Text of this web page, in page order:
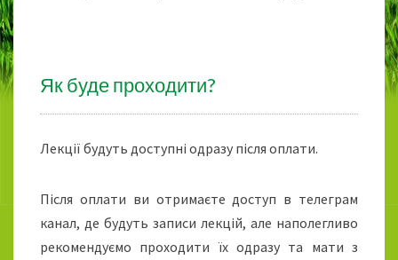
Як буде проходити?
Лекції будуть доступні одразу після оплати.
Після оплати ви отримаєте доступ в телеграм
канал, де будуть записи лекцій, але наполегливо
рекомендуємо проходити їх одразу та мати з